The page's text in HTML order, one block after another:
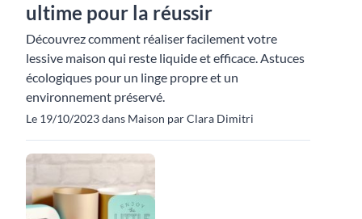
ultime pour la réussir
Découvrez comment réaliser facilement votre
lessive maison qui reste liquide et efficace. Astuces
écologiques pour un linge propre et un
environnement préservé.
Le 19/10/2023 dans Maison par Clara Dimitri